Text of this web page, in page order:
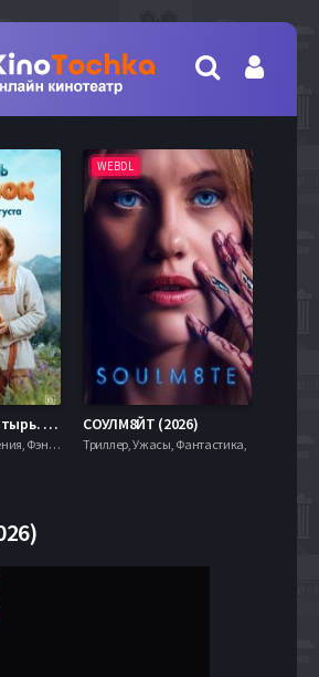
Последний богатырь. Колобок (2026)
Комедия, Приключения, Фэнтези,
WEBDL
СОУЛМ8ЙТ (2026)
Триллер, Ужасы, Фантастика,